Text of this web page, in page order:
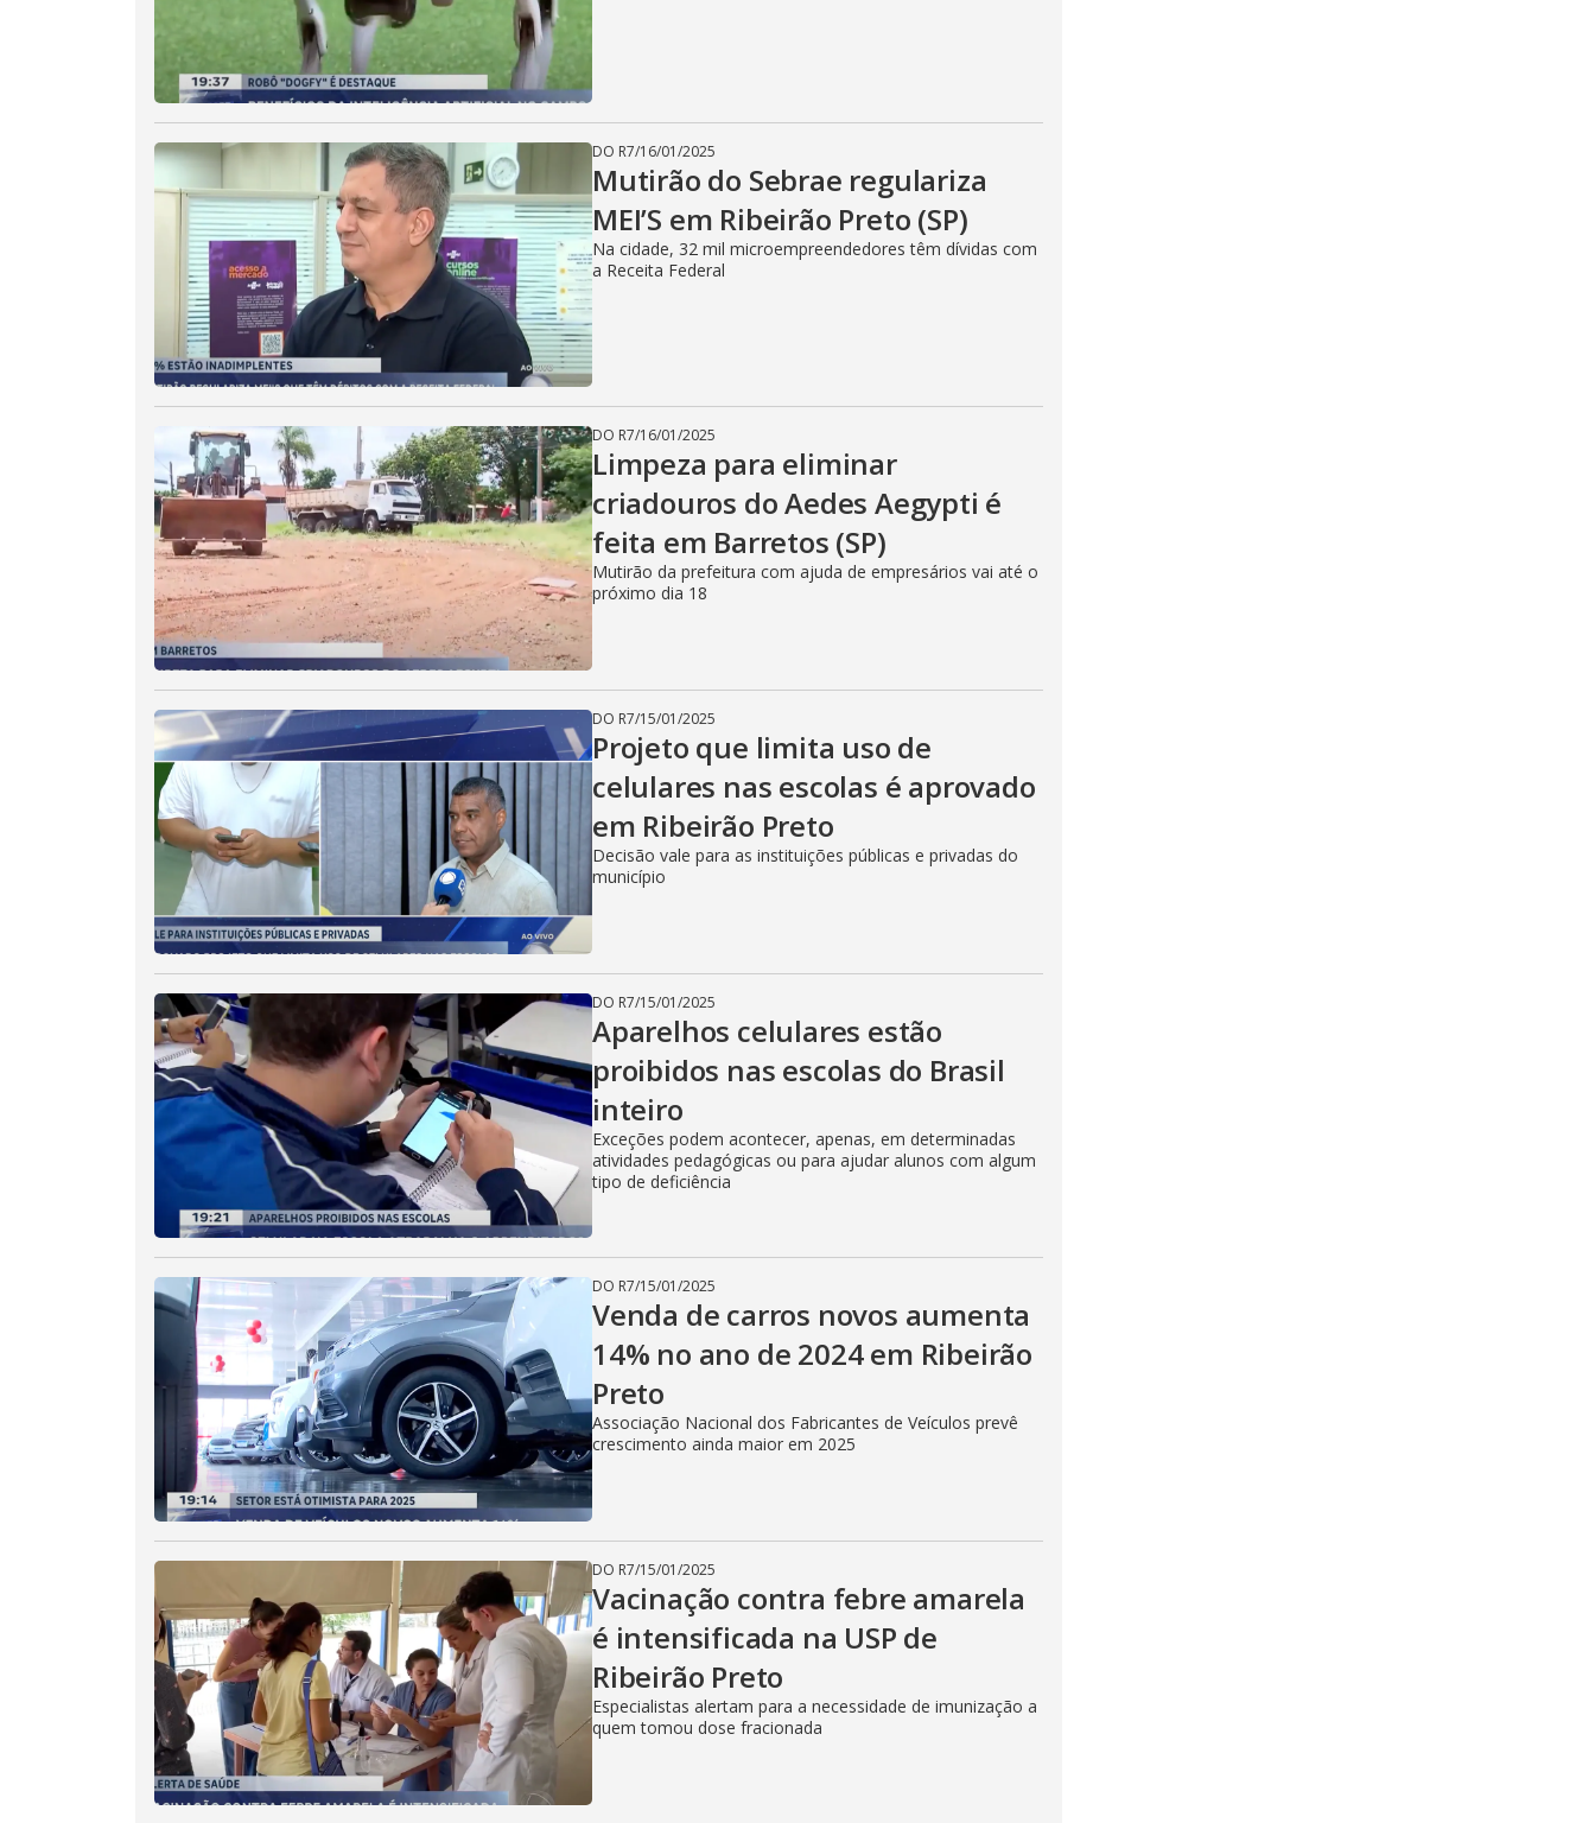
DO R7/16/01/2025
Mutirão do Sebrae regulariza
MEI’S em Ribeirão Preto (SP)
Na cidade, 32 mil microempreendedores têm dívidas com
a Receita Federal
DO R7/16/01/2025
Limpeza para eliminar
criadouros do Aedes Aegypti é
feita em Barretos (SP)
Mutirão da prefeitura com ajuda de empresários vai até o
próximo dia 18
DO R7/15/01/2025
Projeto que limita uso de
celulares nas escolas é aprovado
em Ribeirão Preto
Decisão vale para as instituições públicas e privadas do
município
DO R7/15/01/2025
Aparelhos celulares estão
proibidos nas escolas do Brasil
inteiro
Exceções podem acontecer, apenas, em determinadas
atividades pedagógicas ou para ajudar alunos com algum
tipo de deficiência
DO R7/15/01/2025
Venda de carros novos aumenta
14% no ano de 2024 em Ribeirão
Preto
Associação Nacional dos Fabricantes de Veículos prevê
crescimento ainda maior em 2025
DO R7/15/01/2025
Vacinação contra febre amarela
é intensificada na USP de
Ribeirão Preto
Especialistas alertam para a necessidade de imunização a
quem tomou dose fracionada